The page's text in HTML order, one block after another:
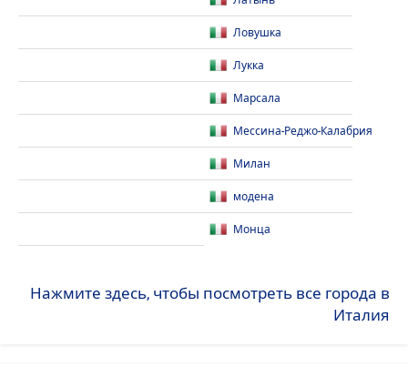
Ловушка
Лукка
Марсала
Мессина-Реджо-Калабрия
Милан
модена
Монца
Нажмите здесь, чтобы посмотреть все города в
Италия